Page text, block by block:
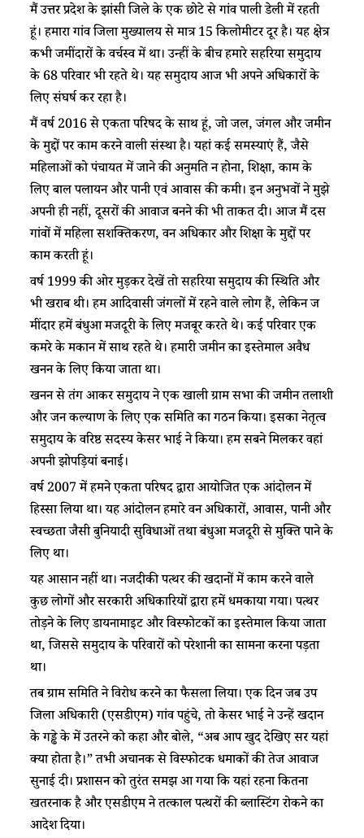
मैं उत्तर प्रदेश के झांसी जिले के एक छोटे से गांव पाली डेली में रहती
हूं। हमारा गांव जिला मुख्यालय से मात्र 15 किलोमीटर दूर है। यह क्षेत्र
कभी जमींदारों के वर्चस्व में था। उन्हीं के बीच ​​​हमारे सहरिया समुदाय
के 68 परिवार​​ भी रहते थे। ​​​यह समुदाय आज भी​​​ अपने अधिकारों ​​के
लिए संघर्ष ​​​कर रहा है।
​​​मैं वर्ष 2016 से एकता परिषद के साथ ​​हूं​​, ​जो ​​​जल, जंगल और जमीन
​​​के मुद्दों पर काम ​​​करने वाली संस्था​​​ है। ​​​​​यहां कई समस्याएं हैं, जैसे
महिलाओं को पंचायत में जाने की अनुमति न​​​​ होना, शिक्षा, ​​​​काम के
लिए ​​​बाल ​​​पलायन और पानी एवं आवास की कमी। ​​​इन अनुभवों ने मुझे
अपनी ही नहीं, दूसरों की आवाज बनने की भी ताकत दी। आज मैं दस
गांवों में महिला सशक्तिकरण, वन अधिकार और शिक्षा के मुद्दों पर
काम करती हूं।
​​वर्ष 1999 की ​​​ओर​​​ मुड़कर देखें तो सहरिया समुदाय की स्थिति और
भी खराब थी। हम आदिवासी जंगलों में रहने वाले लोग हैं, ​​​लेकिन ​​ज​​​
मींदार ​हमें ​​​बंधुआ मजदू​​​री​​​ ​​के लिए मजबूर ​​​करते थे​। कई परिवार एक
कमरे के मकान में साथ रहते थे। हमारी जमीन का इस्तेमाल अवैध
खनन के लिए किया जाता था। ​​​​
​​खनन ​​से ​​​तंग​​​ ​​​​​आकर समुदाय ने एक खाली ग्राम सभा की जमीन ​​​तलाशी​​
और ​​​जन​ ​​कल्याण ​​के लिए एक समिति का गठन किया। इसका नेतृत्व
समुदाय के वरिष्ठ सदस्य केसर भाई ने किया। हम सबने ​​मिलकर ​​​वहां ​​​
अपनी झोपड़ियां बनाई। ​
​​​वर्ष 2007 में हमने एकता परिषद द्वारा आयोजित एक आंदोलन में
हिस्सा लिया​​ ​था​​​। यह आंदोलन हमारे वन अधिकारों, आवास, पानी और
स्वच्छता जैसी बुनियादी सुविधाओं ​​​​तथा बंधुआ मजदूरी से मुक्ति पाने के
लिए था।​​​​
​​​यह ​​आसान नहीं था। ​​​नजदीकी​​​ पत्थर ​​की ​​खदानों में काम करने वाले
कुछ ​​​लोगों​​​ ​और सरकारी अधिकारियों द्वारा हमें ​​​धमकाया​​​ ​​​​गया। पत्थर
तोड़ने के लिए डायनामाइट और विस्फोटकों का इस्तेमाल किया जाता
था, जिससे ​समुदाय के परिवारों को​​ ​परेशानी​​ ​​का सामना करना पड़ता
था। ​​​​
तब ​​​ग्राम समिति ने विरोध करने ​​का फैसला लिया। ​​​​​​एक दिन जब उप ​​
जिला अधिकारी (एसडीएम) गांव पहुंचे, तो केसर भाई ने उन्हें खदान
के गड्ढे के में उतरने को कहा और बोले​​​​, “अब आप खुद देखिए सर यहां
क्या होता है।” तभी अचानक से विस्फोटक धमाकों की तेज आवाज
सुनाई दी। प्रशासन को तुरंत समझ आ गया कि यहां रहना कितना
खतरनाक है और एसडीएम ने तत्काल पत्थरों की ब्लास्टिंग रोकने का
आदेश दिया।​